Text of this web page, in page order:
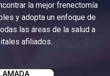
la mejor frenectomía
y adopta un enfoque de
las áreas de la salud a
afiliados.